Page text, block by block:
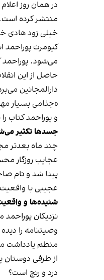
در همان روز
منتشر کرده
می‌شود. پوراحمد
حاصل از این
دارالمجانین
«جذامی بسیار
و پوراحمد کتاب
جسدها تکثیر
چند ماه بعدتر
عجایب روزگار
پیدا شد و نام
عجیبی با
شنیده‌ها و
نزدیکان
وصیتنامه را
منظم یادداشت
از طرفی دوستان
درد و رنج است؟